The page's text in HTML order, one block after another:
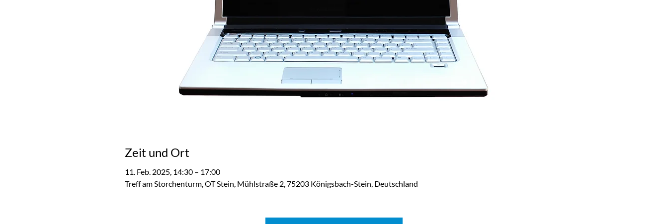
Zeit und Ort
11. Feb. 2025, 14:30 – 17:00
Treff am Storchenturm, OT Stein, Mühlstraße 2, 75203 Königsbach-Stein, Deutschland